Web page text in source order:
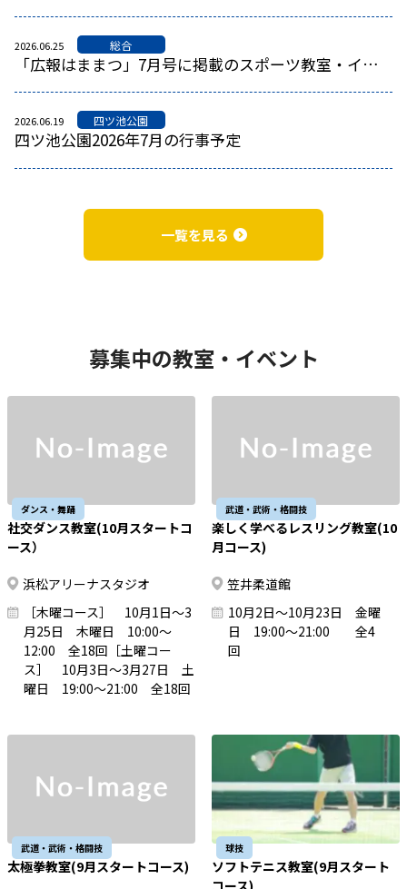
2026.06.25 総合
「広報はままつ」7月号に掲載のスポーツ教室・イベント
2026.06.19 四ツ池公園
四ツ池公園2026年7月の行事予定
一覧を見る
募集中の教室・イベント
ダンス・舞踊
社交ダンス教室(10月スタートコ
ース）
浜松アリーナスタジオ
［木曜コース］ 10月1日～3
月25日 木曜日 10:00～
12:00 全18回［土曜コー
ス］ 10月3日～3月27日 土
曜日 19:00～21:00 全18回
武道・武術・格闘技
楽しく学べるレスリング教室(10
月コース)
笠井柔道館
10月2日～10月23日 金曜
日 19:00～21:00 全4
回
武道・武術・格闘技
太極拳教室(9月スタートコース)
球技
ソフトテニス教室(9月スタート
コース)